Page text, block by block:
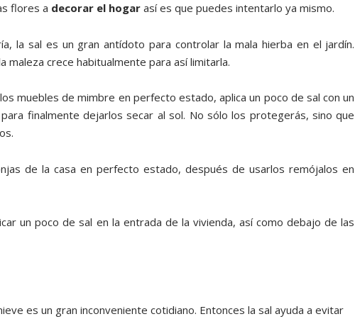
flores a decorar el hogarasí es que puedes intentarlo ya mismo.
la sal es un gran antídoto para controlar la mala hierba en el jardín.
maleza crece habitualmente para así limitarla.
muebles de mimbre en perfecto estado, aplica un poco de sal con un
finalmente dejarlos secar al sol. No sólo los protegerás, sino que
de la casa en perfecto estado, después de usarlos remójalos en
un poco de sal en la entrada de la vivienda, así como debajo de las
es un gran inconveniente cotidiano. Entonces la sal ayuda a evitar